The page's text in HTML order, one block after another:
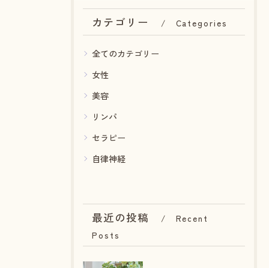
カテゴリー Categories
全てのカテゴリー
女性
美容
リンパ
セラピー
自律神経
最近の投稿
Recent
Posts